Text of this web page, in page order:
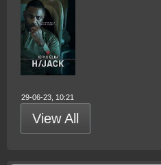
29-06-23, 10:21
View All